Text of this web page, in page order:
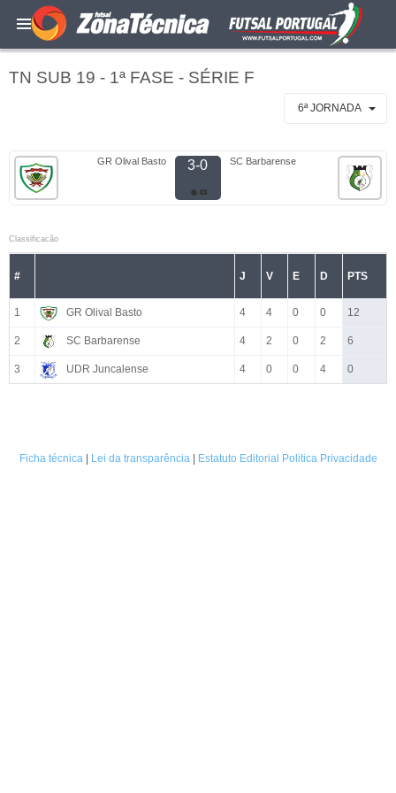
TN SUB 19 - 1ª FASE - SÉRIE F
6ª JORNADA
GR Olival Basto 3-0 SC Barbarense
Classificacão
# J V E D PTS
1 GR Olival Basto 4 4 0 0 12
2 SC Barbarense 4 2 0 2 6
3 UDR Juncalense 4 0 0 4 0
Ficha técnica| Lei da transparência| Estatuto Editorial Politica Privacidade